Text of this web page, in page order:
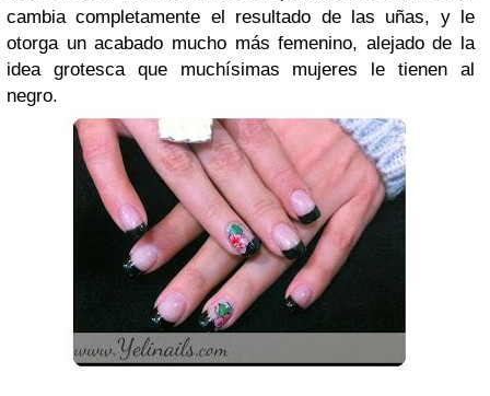
cambia completamente el resultado de las uñas, y le
otorga un acabado mucho más femenino, alejado de la
idea grotesca que muchísimas mujeres le tienen al
negro.